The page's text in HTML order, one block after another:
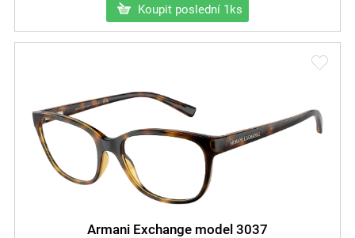
Koupit poslední 1ks
Armani Exchange model 3037